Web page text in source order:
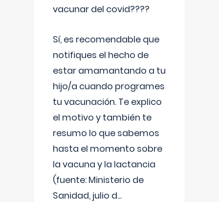
vacunar del covid????
Sí, es recomendable que
notifiques el hecho de
estar amamantando a tu
hijo/a cuando programes
tu vacunación. Te explico
el motivo y también te
resumo lo que sabemos
hasta el momento sobre
la vacuna y la lactancia
(fuente: Ministerio de
Sanidad, julio d...